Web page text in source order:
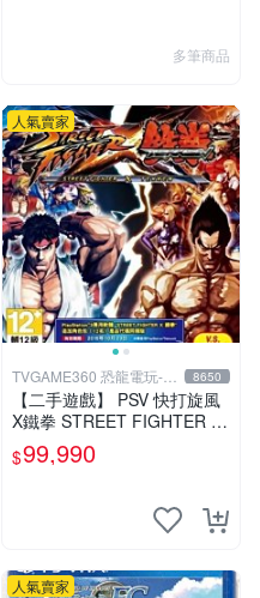
多筆商品
人氣賣家
TVGAME360 恐龍電玩-台
中店
8650
【二手遊戲】 PSV 快打旋風
X鐵拳 STREET FIGHTER X
TEKKEN 中文版 【台中恐龍
電玩】
$99,990
人氣賣家